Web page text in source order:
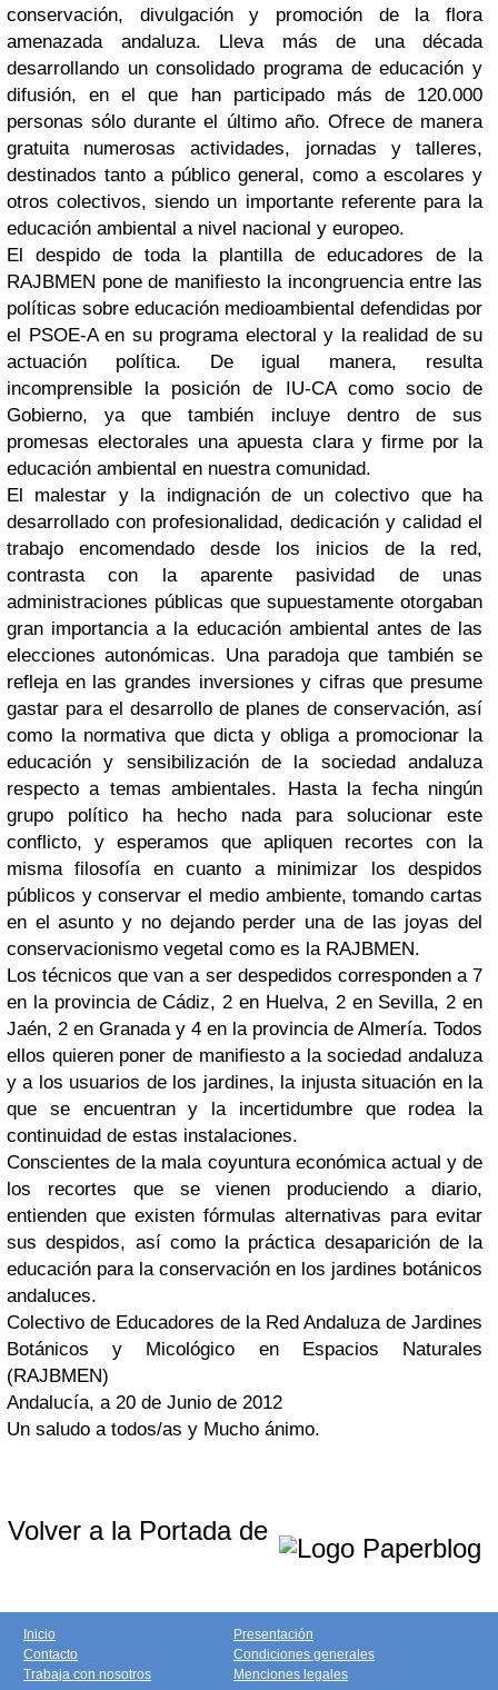
conservación, divulgación y promoción de la flora
amenazada andaluza. Lleva más de una década
desarrollando un consolidado programa de educación y
difusión, en el que han participado más de 120.000
personas sólo durante el último año. Ofrece de manera
gratuita numerosas actividades, jornadas y talleres,
destinados tanto a público general, como a escolares y
otros colectivos, siendo un importante referente para la
educación ambiental a nivel nacional y europeo.
El despido de toda la plantilla de educadores de la
RAJBMEN pone de manifiesto la incongruencia entre las
políticas sobre educación medioambiental defendidas por
el PSOE-A en su programa electoral y la realidad de su
actuación política. De igual manera, resulta
incomprensible la posición de IU-CA como socio de
Gobierno, ya que también incluye dentro de sus
promesas electorales una apuesta clara y firme por la
educación ambiental en nuestra comunidad.
El malestar y la indignación de un colectivo que ha
desarrollado con profesionalidad, dedicación y calidad el
trabajo encomendado desde los inicios de la red,
contrasta con la aparente pasividad de unas
administraciones públicas que supuestamente otorgaban
gran importancia a la educación ambiental antes de las
elecciones autonómicas. Una paradoja que también se
refleja en las grandes inversiones y cifras que presume
gastar para el desarrollo de planes de conservación, así
como la normativa que dicta y obliga a promocionar la
educación y sensibilización de la sociedad andaluza
respecto a temas ambientales. Hasta la fecha ningún
grupo político ha hecho nada para solucionar este
conflicto, y esperamos que apliquen recortes con la
misma filosofía en cuanto a minimizar los despidos
públicos y conservar el medio ambiente, tomando cartas
en el asunto y no dejando perder una de las joyas del
conservacionismo vegetal como es la RAJBMEN.
Los técnicos que van a ser despedidos corresponden a 7
en la provincia de Cádiz, 2 en Huelva, 2 en Sevilla, 2 en
Jaén, 2 en Granada y 4 en la provincia de Almería. Todos
ellos quieren poner de manifiesto a la sociedad andaluza
y a los usuarios de los jardines, la injusta situación en la
que se encuentran y la incertidumbre que rodea la
continuidad de estas instalaciones.
Conscientes de la mala coyuntura económica actual y de
los recortes que se vienen produciendo a diario,
entienden que existen fórmulas alternativas para evitar
sus despidos, así como la práctica desaparición de la
educación para la conservación en los jardines botánicos
andaluces.
Colectivo de Educadores de la Red Andaluza de Jardines
Botánicos y Micológico en Espacios Naturales
(RAJBMEN)
Andalucía, a 20 de Junio de 2012
Un saludo a todos/as y Mucho ánimo.
Volver a la Portada de
Inicio
Contacto
Trabaja con nosotros
Presentación
Condiciones generales
Menciones legales